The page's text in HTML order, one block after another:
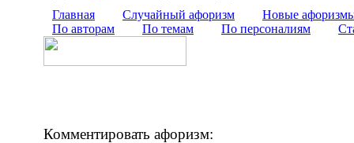
Главная
Случайный афоризм
Новые
По авторам
По темам По персоналиям
Комментировать афоризм: